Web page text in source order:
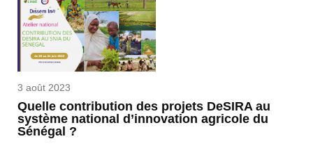
3 août 2023
Quelle contribution des projets DeSIRA au
système national d’innovation agricole du
Sénégal ?